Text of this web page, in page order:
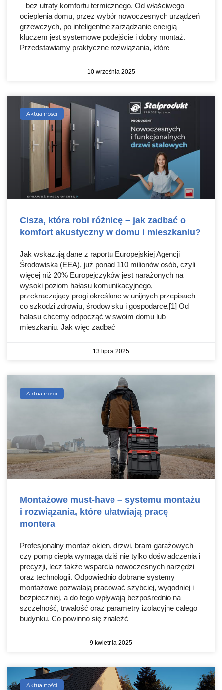
– bez utraty komfortu termicznego. Od właściwego
ocieplenia domu, przez wybór nowoczesnych urządzeń
grzewczych, po inteligentne zarządzanie energią –
kluczem jest systemowe podejście i dobry montaż.
Przedstawiamy praktyczne rozwiązania, które
10 września 2025
Aktualności
Cisza, która robi różnicę – jak zadbać o
komfort akustyczny w domu i mieszkaniu?
Jak wskazują dane z raportu Europejskiej Agencji
Środowiska (EEA), już ponad 110 milionów osób, czyli
więcej niż 20% Europejczyków jest narażonych na
wysoki poziom hałasu komunikacyjnego,
przekraczający progi określone w unijnych przepisach –
co szkodzi zdrowiu, środowisku i gospodarce.[1] Od
hałasu chcemy odpocząć w swoim domu lub
mieszkaniu. Jak więc zadbać
13 lipca 2025
Aktualności
Montażowe must-have – systemu montażu
i rozwiązania, które ułatwiają pracę
montera
Profesjonalny montaż okien, drzwi, bram garażowych
czy pomp ciepła wymaga dziś nie tylko doświadczenia i
precyzji, lecz także wsparcia nowoczesnych narzędzi
oraz technologii. Odpowiednio dobrane systemy
montażowe pozwalają pracować szybciej, wygodniej i
bezpieczniej, a do tego wpływają bezpośrednio na
szczelność, trwałość oraz parametry izolacyjne całego
budynku. Co powinno się znaleźć
9 kwietnia 2025
Aktualności